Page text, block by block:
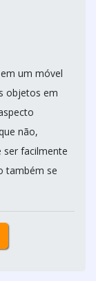
um móvel
objetos em
não,
ser facilmente
também se